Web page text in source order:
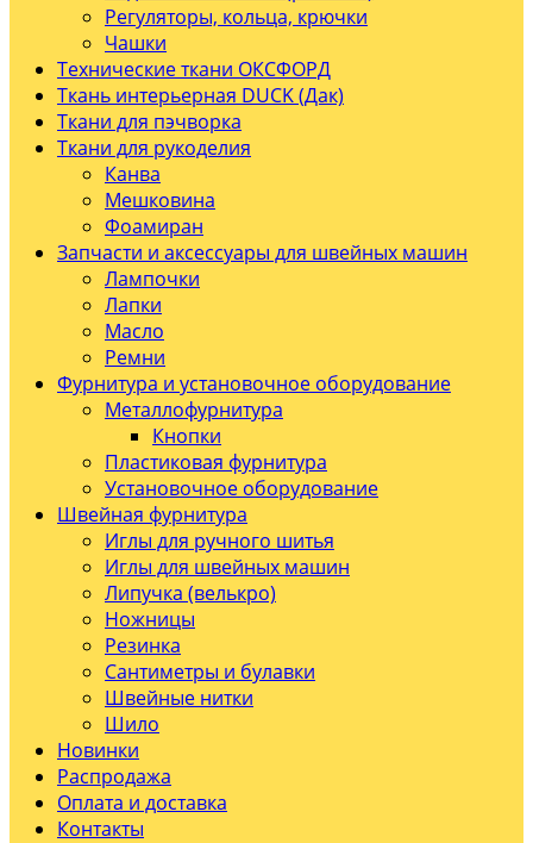
Регуляторы, кольца, крючки
Чашки
Технические ткани ОКСФОРД
Ткань интерьерная DUCK (Дак)
Ткани для пэчворка
Ткани для рукоделия
Канва
Мешковина
Фоамиран
Запчасти и аксессуары для швейных машин
Лампочки
Лапки
Масло
Ремни
Фурнитура и установочное оборудование
Металлофурнитура
Кнопки
Пластиковая фурнитура
Установочное оборудование
Швейная фурнитура
Иглы для ручного шитья
Иглы для швейных машин
Липучка (велькро)
Ножницы
Резинка
Сантиметры и булавки
Швейные нитки
Шило
Новинки
Распродажа
Оплата и доставка
Контакты